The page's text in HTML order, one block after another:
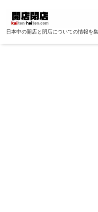
日本中の開店と閉店についての情報を